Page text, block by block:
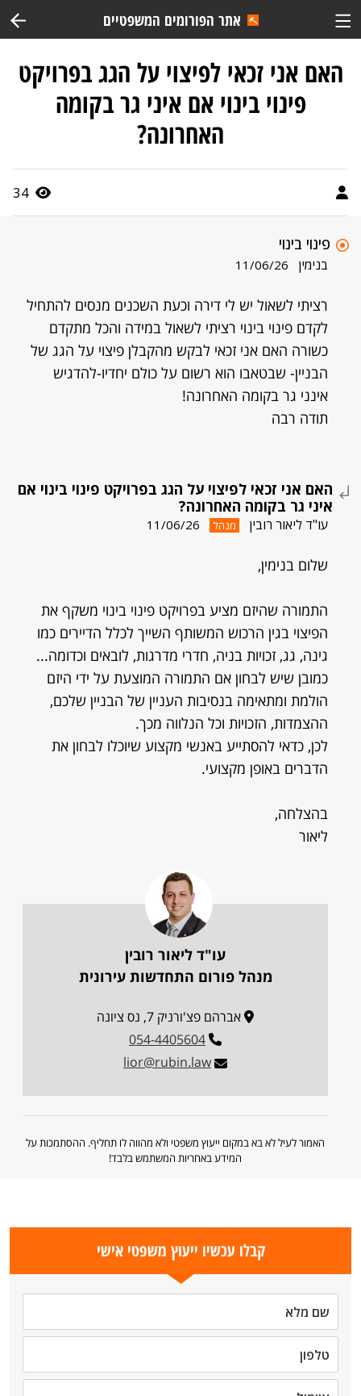
אתר הפורומים המשפטיים
האם אני זכאי לפיצוי על הגג בפרויקט
פינוי בינוי אם איני גר בקומה
האחרונה?
34
פינוי בינוי
בנימין 11/06/26
רציתי לשאול יש לי דירה וכעת השכנים מנסים להתחיל
לקדם פינוי בינוי רציתי לשאול במידה והכל מתקדם
כשורה האם אני זכאי לבקש מהקבלן פיצוי על הגג של
הבניין- שבטאבו הוא רשום על כולם יחדיו-להדגיש
אינני גר בקומה האחרונה!
תודה רבה
האם אני זכאי לפיצוי על הגג בפרויקט פינוי בינוי אם
איני גר בקומה האחרונה?
עו"ד ליאור רובין מנהל 11/06/26
שלום בנימין,
התמורה שהיזם מציע בפרויקט פינוי בינוי משקף את
הפיצוי בגין הרכוש המשותף השייך לכלל הדיירים כמו
גינה, גג, זכויות בניה, חדרי מדרגות, לובאים וכדומה...
כמובן שיש לבחון אם התמורה המוצעת על ידי היזם
הולמת ומתאימה בנסיבות העניין של הבניין שלכם,
ההצמדות, הזכויות וכל הנלווה מכך.
לכן, כדאי להסתייע באנשי מקצוע שיוכלו לבחון את
הדברים באופן מקצועי.
בהצלחה,
ליאור
עו"ד ליאור רובין
מנהל פורום התחדשות עירונית
אברהם פצ'ורניק 7, נס ציונה
054-4405604
lior@rubin.law
האמור לעיל לא בא במקום ייעוץ משפטי ולא מהווה לו תחליף. ההסתמכות על
המידע באחריות המשתמש בלבד!
קבלו עכשיו ייעוץ משפטי אישי